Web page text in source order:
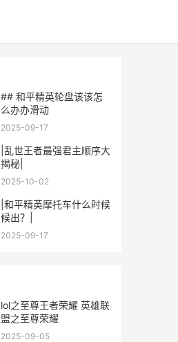
## 和平精英轮盘该该怎
么办办滑动
2025-09-17
|乱世王者最强君主顺序大
揭秘|
2025-10-02
|和平精英摩托车什么时候
候出？|
2025-09-17
lol之至尊王者荣耀 英雄联
盟之至尊荣耀
2025-09-05